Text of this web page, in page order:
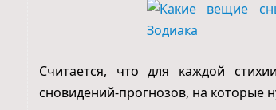
Считается, что для каждой
сновидений-прогнозов, на которые